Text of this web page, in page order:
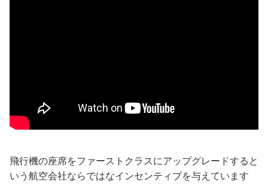
飛行機の座席をファーストクラスにアップグレードすると
いう航空会社ならではなインセンティブを与えています